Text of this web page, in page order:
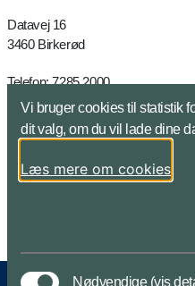
Datavej 16
3460 Birkerød
Telefon: 7285 2000
E-mail:brs@brs.dk
Vi bruger cookies til statistik
dit valg, om du vil lade dine
Læs mere om cookies
Nødvendige (vis